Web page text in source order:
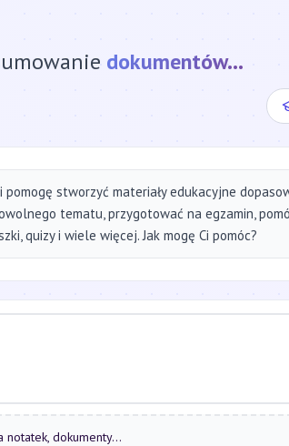
strony
stworzyć materiały edukacyjne
tematu, przygotować na egzamin,
quizy i wiele więcej. Jak mogę Ci pomóc?
notatek, dokumenty...